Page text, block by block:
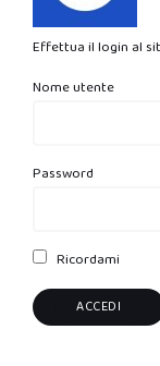
Effettua il login al
Nome utente
Password
Ricordami